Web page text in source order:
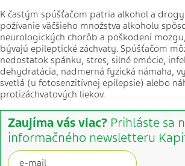
K častým spúšťačom patria alkohol a
požívanie väčšieho množstva alkoholu
neurologických chorôb a poškodení
bývajú epileptické záchvaty. Spúšťačom
nedostatok spánku, stres, silné emócie,
dehydratácia, nadmerná fyzická námaha,
svetlá (u fotosenzitívnej epilepsie) alebo
protizáchvatových liekov.
Zaujíma vás viac? Prihláste sa
informačného newsletteru